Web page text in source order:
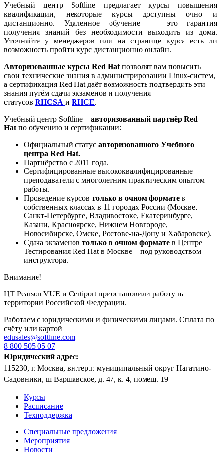
Учебный центр Softline предлагает курсы повышения
квалификации, некоторые курсы доступны очно и
дистанционно. Удаленное обучение — это гарантия
получения знаний без необходимости выходить из дома.
Уточняйте у менеджеров или на странице курса есть ли
возможность пройти курс дистанционно онлайн.
Авторизованные курсы Red Hat позволят вам повысить
свои технические знания в администрировании Linux-систем,
а сертификация Red Hat даёт возможность подтвердить эти
знания путём сдачи экзаменов и получения
статусов RHCSA и RHCE.
Учебный центр Softline – авторизованный партнёр Red
Hat по обучению и сертификации:
Официальный статус авторизованного Учебного
центра Red Hat.
Партнёрство с 2011 года.
Сертифицированные высококвалифицированные
преподаватели с многолетним практическим опытом
работы.
Проведение курсов только в очном формате в
собственных классах в 11 городах России (Москве,
Санкт-Петербурге, Владивостоке, Екатеринбурге,
Казани, Красноярске, Нижнем Новгороде,
Новосибирске, Омске, Ростове-на-Дону и Хабаровске).
Сдача экзаменов только в очном формате в Центре
Тестирования Red Hat в Москве – под руководством
инструктора.
Внимание!
ЦТ Pearson VUE и Certiport приостановили работу на
территории Российской Федерации.
Работаем с юридическими и физическими лицами. Оплата по
счёту или картой
edusales@softline.com
8 800 505 05 07
Юридический адрес:
115230, г. Москва, вн.тер.г. муниципальный округ Нагатино-
Садовники, ш Варшавское, д. 47, к. 4, помещ. 19
Курсы
Расписание
Техподдержка
Специальные предложения
Мероприятия
Новости